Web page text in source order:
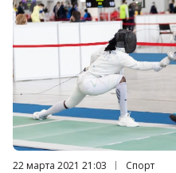
Дата публикации:
22 марта 2021 21:03 Категория:
Спорт